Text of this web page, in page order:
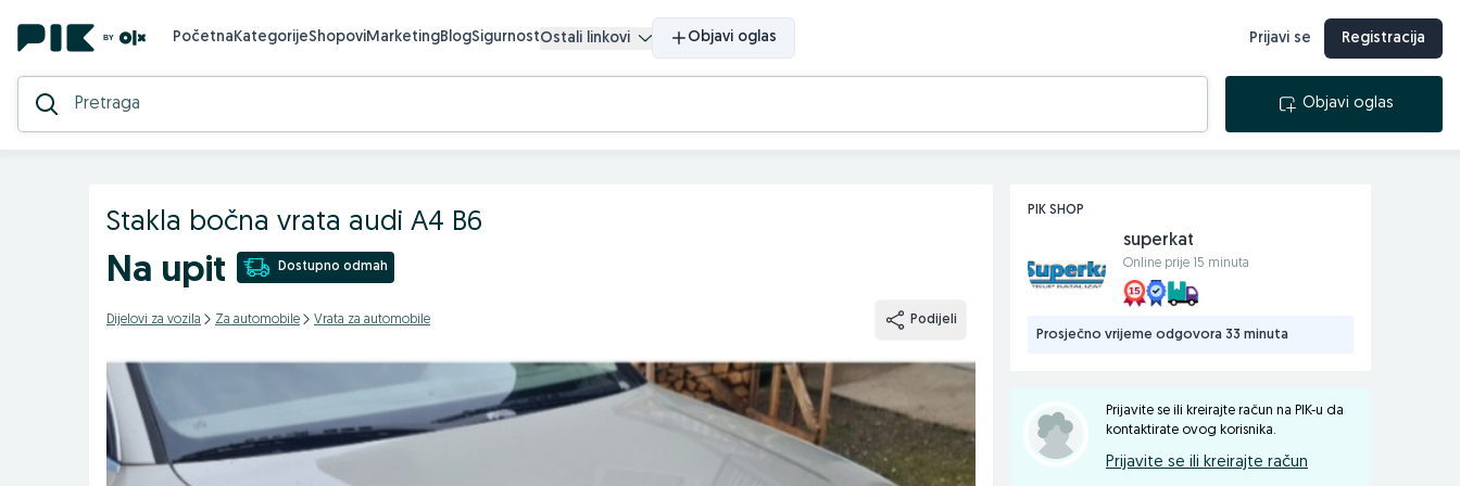
PočetnaKategorijeShopoviMarketingBlogSigurnostOstali linkovi Objavi oglas Prijavi se Registracija
Objavi oglas
Stakla bočna vrata audi A4 B6
Na upit Dostupno odmah
Dijelovi za vozila Za automobile Vrata za automobile Podijeli
PIK SHOP
superkat
Online prije 15 minuta
Prosječno vrijeme odgovora 33 minuta
Prijavite se ili kreirajte račun na PIK-u da
kontaktirate ovog korisnika.
Prijavite se ili kreirajte račun